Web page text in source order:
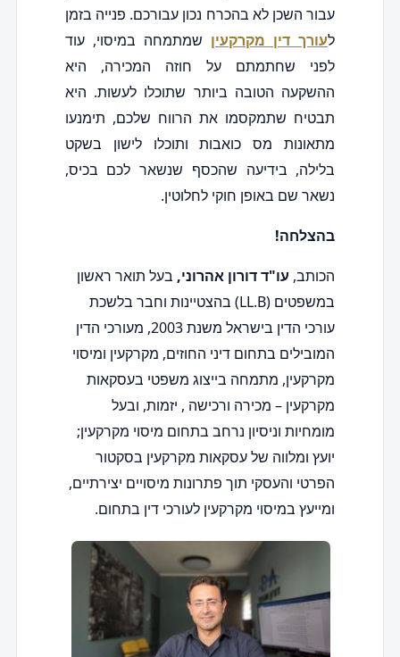
עבור השכן לא בהכרח נכון עבורכם. פנייה בזמן
לעורך דין מקרקעין שמתמחה במיסוי, עוד
לפני שחתמתם על חוזה המכירה, היא
ההשקעה הטובה ביותר שתוכלו לעשות. היא
תבטיח שתמקסמו את הרווח שלכם, תימנעו
מתאונות מס כואבות ותוכלו לישון בשקט
בלילה, בידיעה שהכסף שנשאר לכם בכיס,
נשאר שם באופן חוקי לחלוטין.
בהצלחה!
הכותב, עו"ד דורון אהרוני, בעל תואר ראשון
במשפטים (LL.B) בהצטיינות וחבר בלשכת
עורכי הדין בישראל משנת 2003, מעורכי הדין
המובילים בתחום דיני החוזים, מקרקעין ומיסוי
מקרקעין, מתמחה בייצוג משפטי בעסקאות
מקרקעין – מכירה ורכישה , יזמות, ובעל
מומחיות וניסיון נרחב בתחום מיסוי מקרקעין;
יועץ ומלווה של עסקאות מקרקעין בסקטור
הפרטי והעסקי תוך פתרונות מיסויים יצירתיים,
ומייעץ במיסוי מקרקעין לעורכי דין בתחום.